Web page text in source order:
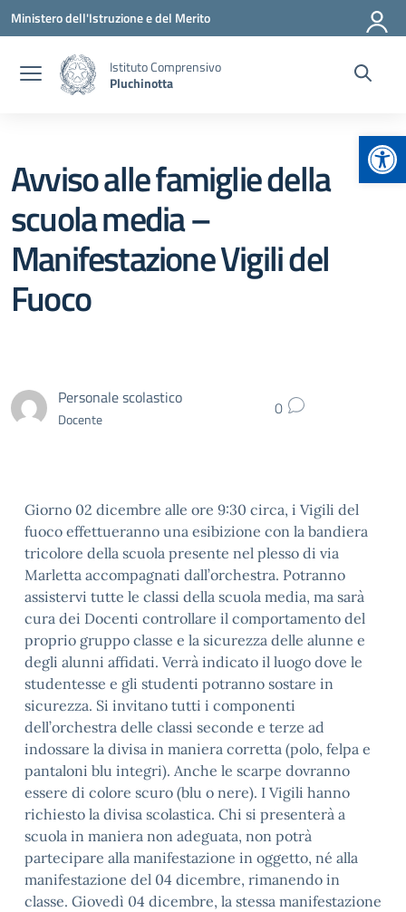
Vai ai contenuti
Vai al menu di navigazione
Vai al footer
Ministero dell'Istruzione e del Merito
Istituto Comprensivo
Pluchinotta
Avviso alle famiglie della
scuola media –
Manifestazione Vigili del
Fuoco
Personale scolastico
Docente 0
Giorno 02 dicembre alle ore 9:30 circa, i Vigili del
fuoco effettueranno una esibizione con la bandiera
tricolore della scuola presente nel plesso di via
Marletta accompagnati dall’orchestra. Potranno
assistervi tutte le classi della scuola media, ma sarà
cura dei Docenti controllare il comportamento del
proprio gruppo classe e la sicurezza delle alunne e
degli alunni affidati. Verrà indicato il luogo dove le
studentesse e gli studenti potranno sostare in
sicurezza. Si invitano tutti i componenti
dell’orchestra delle classi seconde e terze ad
indossare la divisa in maniera corretta (polo, felpa e
pantaloni blu integri). Anche le scarpe dovranno
essere di colore scuro (blu o nere). I Vigili hanno
richiesto la divisa scolastica. Chi si presenterà a
scuola in maniera non adeguata, non potrà
partecipare alla manifestazione in oggetto, né alla
manifestazione del 04 dicembre, rimanendo in
classe. Giovedì 04 dicembre, la stessa manifestazione